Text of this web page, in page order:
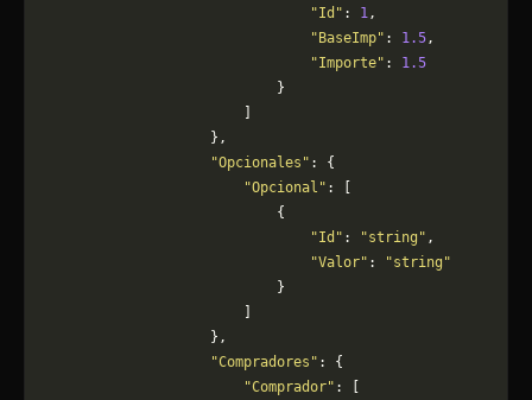
                                "Id"
: 1,
                                "BaseImp"
: 1.5,
                                "Importe"
: 1.5
                            }
                    },
                    "Opcionales"
: {
                        "Opcional"
: [
                            {
                                "Id"
: "string" ,
                                "Valor"
:
"string"
                            }
                    },
                    "Compradores"
: {
                        "Comprador"
: [